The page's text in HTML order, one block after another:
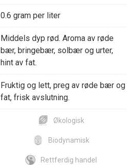
0.6 gram per liter
Middels dyp rød. Aroma av røde
bær, bringebær, solbær og urter,
hint av fat.
Fruktig og lett, preg av røde bær og
fat, frisk avslutning.
Økologisk
Biodynamisk
Rettferdig handel